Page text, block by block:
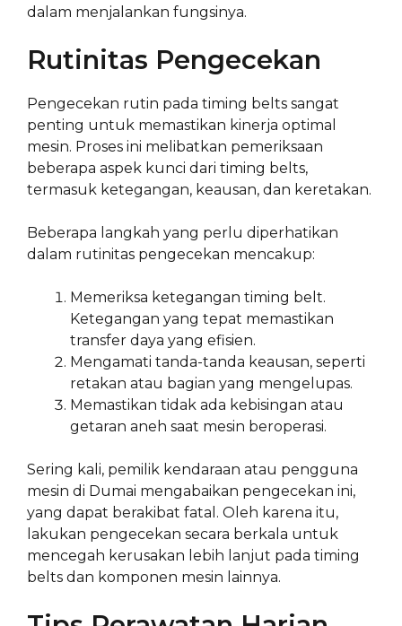
dalam menjalankan fungsinya.
Rutinitas Pengecekan
Pengecekan rutin pada timing belts sangat
penting untuk memastikan kinerja optimal
mesin. Proses ini melibatkan pemeriksaan
beberapa aspek kunci dari timing belts,
termasuk ketegangan, keausan, dan keretakan.
Beberapa langkah yang perlu diperhatikan
dalam rutinitas pengecekan mencakup:
Memeriksa ketegangan timing belt.
Ketegangan yang tepat memastikan
transfer daya yang efisien.
Mengamati tanda-tanda keausan, seperti
retakan atau bagian yang mengelupas.
Memastikan tidak ada kebisingan atau
getaran aneh saat mesin beroperasi.
Sering kali, pemilik kendaraan atau pengguna
mesin di Dumai mengabaikan pengecekan ini,
yang dapat berakibat fatal. Oleh karena itu,
lakukan pengecekan secara berkala untuk
mencegah kerusakan lebih lanjut pada timing
belts dan komponen mesin lainnya.